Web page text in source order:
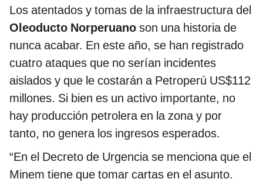
Los atentados y tomas de la infraestructura del
Oleoducto Norperuano son una historia de
nunca acabar. En este año, se han registrado
cuatro ataques que no serían incidentes
aislados y que le costarán a Petroperú US$112
millones. Si bien es un activo importante, no
hay producción petrolera en la zona y por
tanto, no genera los ingresos esperados.
“En el Decreto de Urgencia se menciona que el
Minem tiene que tomar cartas en el asunto.